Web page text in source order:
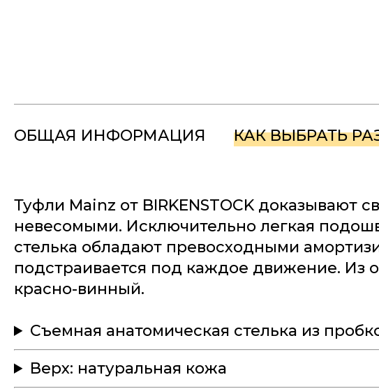
ОБЩАЯ ИНФОРМАЦИЯ КАК ВЫБРАТЬ
Туфли Mainz от BIRKENSTOCK
невесомыми. Исключительно легкая
стелька обладают превосходными
подстраивается под каждое движение. Из
красно-винный.
Съемная анатомическая стелька из
Верх: натуральная кожа